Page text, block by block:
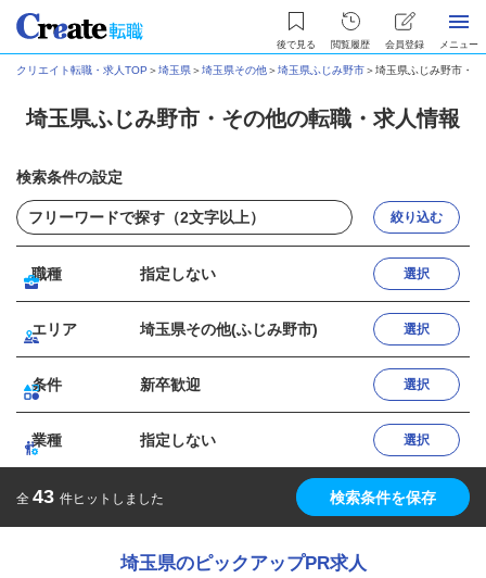
後で見る 閲覧履歴 会員登録 メニュー
クリエイト転職・求人TOP ＞埼玉県＞埼玉県その他＞埼玉県ふじみ野市＞埼玉県ふじみ野市・
埼玉県ふじみ野市・その他の転職・求人情報
検索条件の設定
絞り込む
職種 指定しない 選択
エリア 埼玉県その他(ふじみ野市) 選択
条件 新卒歓迎 選択
業種 指定しない 選択
全 43 件ヒットしました 検索条件を保存
埼玉県のピックアップPR求人